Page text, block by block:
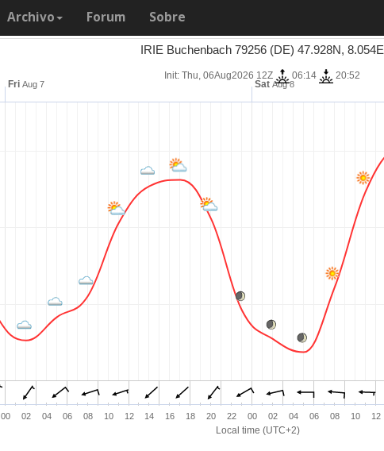
Archivo Forum Sobre
Local time (UTC+2)
00 02 04 06 08 10 12 14 16 18 20 22 00 02 04 06 08 10 12
Fri Aug 7 Sat Aug 8
IRIE Buchenbach 79256 (DE) 47.928N, 8.054E
Init: Thu, 06Aug2026 12Z 06:14 20:52